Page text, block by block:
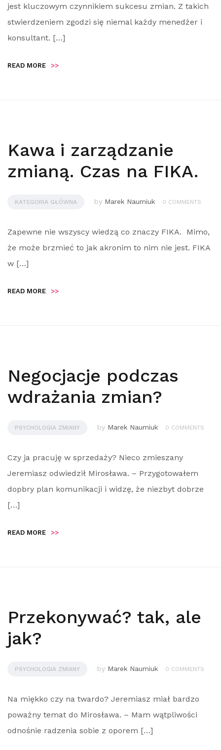
jest kluczowym czynnikiem sukcesu zmian. Z takich
stwierdzeniem zgodzi się niemal każdy menedżer i
konsultant. […]
READ MORE >>
Kawa i zarządzanie
zmianą. Czas na FIKA.
KATEGORIA GŁÓWNA by Marek Naumiuk 0 COMMENTS
Zapewne nie wszyscy wiedzą co znaczy FIKA. Mimo,
że może brzmieć to jak akronim to nim nie jest. FIKA
w […]
READ MORE >>
Negocjacje podczas
wdrażania zmian?
PSYCHOLOGIA ZMIANY by Marek Naumiuk 0 COMMENTS
Czy ja pracuję w sprzedaży? Nieco zmieszany
Jeremiasz odwiedził Mirosława. – Przygotowałem
dopbry plan komunikacji i widzę, że niezbyt dobrze
[…]
READ MORE >>
Przekonywać? tak, ale
jak?
PSYCHOLOGIA ZMIANY by Marek Naumiuk 0 COMMENTS
Na miękko czy na twardo? Jeremiasz miał bardzo
poważny temat do Mirosława. – Mam wątpliwości
odnośnie radzenia sobie z oporem […]